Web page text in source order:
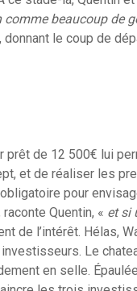
beaucoup de
le coup de
prêt de 12 500€ lui
et de réaliser les
pour
Quentin, « et si
de l’intérêt. Hélas,
Le
en selle.